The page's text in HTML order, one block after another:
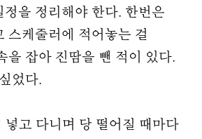
을 정리해야 한다. 한번은
스케줄러에 적어놓는 걸
을 잡아 진땀을 뺀 적이 있다.
었다.
고 다니며 당 떨어질 때마다